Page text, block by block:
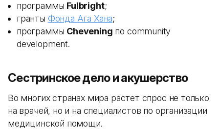
программы Fulbright;
гранты Фонда Ага Хана;
программы Chevening по community
development.
Сестринское дело и акушерство
Во многих странах мира растет спрос не только
на врачей, но и на специалистов по организации
медицинской помощи.